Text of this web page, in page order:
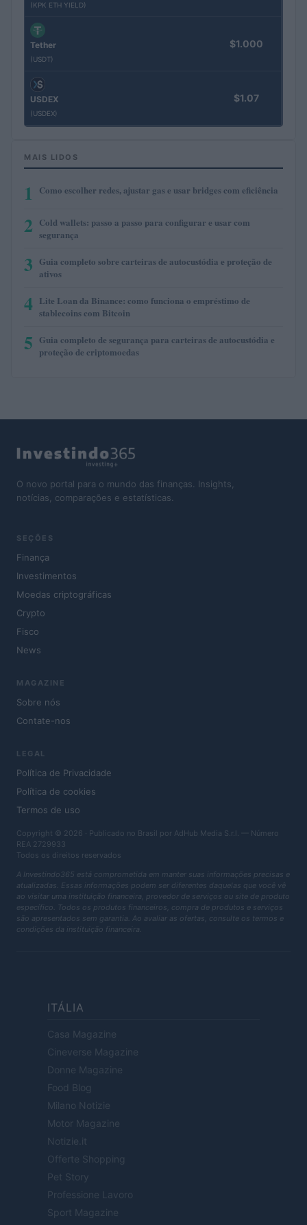
(KPK ETH YIELD)
Tether
(USDT)
$1.000
USDEX
(USDEX)
$1.07
MAIS LIDOS
1 Como escolher redes, ajustar gas e usar bridges com eficiência
2 Cold wallets: passo a passo para configurar e usar com
segurança
3 Guia completo sobre carteiras de autocustódia e proteção de
ativos
4 Lite Loan da Binance: como funciona o empréstimo de
stablecoins com Bitcoin
5 Guia completo de segurança para carteiras de autocustódia e
proteção de criptomoedas
O novo portal para o mundo das finanças. Insights,
notícias, comparações e estatísticas.
SEÇÕES
Finança
Investimentos
Moedas criptográficas
Crypto
Fisco
News
MAGAZINE
Sobre nós
Contate-nos
LEGAL
Política de Privacidade
Política de cookies
Termos de uso
Copyright © 2026 · Publicado no Brasil por AdHub Media S.r.l. — Número
REA 2729933
Todos os direitos reservados
A Investindo365 está comprometida em manter suas informações precisas e
atualizadas. Essas informações podem ser diferentes daquelas que você vê
ao visitar uma instituição financeira, provedor de serviços ou site de produto
específico. Todos os produtos financeiros, compra de produtos e serviços
são apresentados sem garantia. Ao avaliar as ofertas, consulte os termos e
condições da instituição financeira.
ITÁLIA
Casa Magazine
Cineverse Magazine
Donne Magazine
Food Blog
Milano Notizie
Motor Magazine
Notizie.it
Offerte Shopping
Pet Story
Professione Lavoro
Sport Magazine